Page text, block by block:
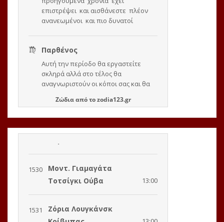
Ζώδιααπό τοzodia123.gr